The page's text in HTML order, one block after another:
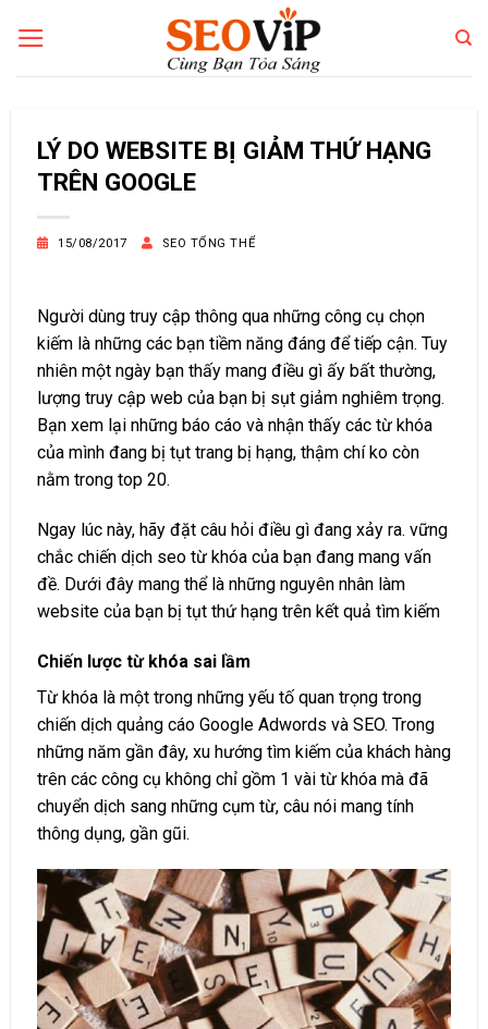
qua
LÝ DO WEBSITE BỊ GIẢM THỨ HẠNG
TRÊN GOOGLE
15/08/2017 SEO TỔNG THỂ
Người dùng truy cập thông qua những công cụ chọn
kiếm là những các bạn tiềm năng đáng để tiếp cận. Tuy
nhiên một ngày bạn thấy mang điều gì ấy bất thường,
lượng truy cập web của bạn bị sụt giảm nghiêm trọng.
Bạn xem lại những báo cáo và nhận thấy các từ khóa
của mình đang bị tụt trang bị hạng, thậm chí ko còn
nằm trong top 20.
Ngay lúc này, hãy đặt câu hỏi điều gì đang xảy ra. vững
chắc chiến dịch seo từ khóa của bạn đang mang vấn
đề. Dưới đây mang thể là những nguyên nhân làm
website của bạn bị tụt thứ hạng trên kết quả tìm kiếm
Chiến lược từ khóa sai lầm
Từ khóa là một trong những yếu tố quan trọng trong
chiến dịch quảng cáo Google Adwords và SEO. Trong
những năm gần đây, xu hướng tìm kiếm của khách hàng
trên các công cụ không chỉ gồm 1 vài từ khóa mà đã
chuyển dịch sang những cụm từ, câu nói mang tính
thông dụng, gần gũi.